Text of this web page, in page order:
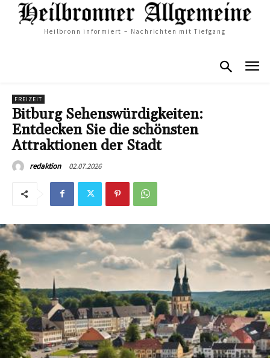
Heilbronn informiert – Nachrichten mit Tiefgang
FREIZEIT
Bitburg Sehenswürdigkeiten:
Entdecken Sie die schönsten
Attraktionen der Stadt
redaktion 02.07.2026